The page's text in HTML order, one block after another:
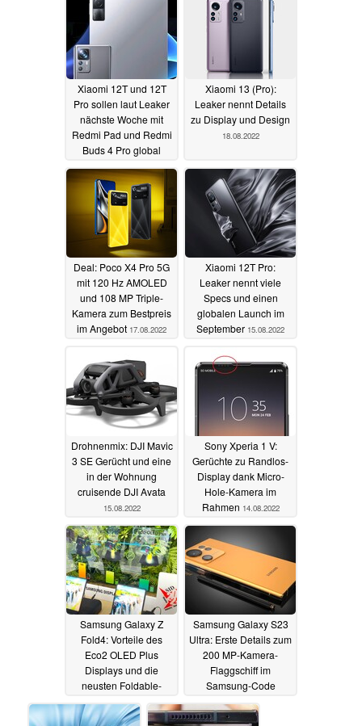
Xiaomi 12T und 12T
Pro sollen laut Leaker
nächste Woche mit
Redmi Pad und Redmi
Buds 4 Pro global
starten15.09.2022
Xiaomi 13 (Pro):
Leaker nennt Details
zu Display und Design
18.08.2022
Deal: Poco X4 Pro 5G
mit 120 Hz AMOLED
und 108 MP Triple-
Kamera zum Bestpreis
im Angebot 17.08.2022
Xiaomi 12T Pro:
Leaker nennt viele
Specs und einen
globalen Launch im
September 15.08.2022
Drohnenmix: DJI Mavic
3 SE Gerücht und eine
in der Wohnung
cruisende DJI Avata
15.08.2022
Sony Xperia 1 V:
Gerüchte zu Randlos-
Display dank Micro-
Hole-Kamera im
Rahmen 14.08.2022
Samsung Galaxy Z
Fold4: Vorteile des
Eco2 OLED Plus
Displays und die
neusten Foldable-
Entwicklungen auf der
K-Display 2022
Samsung Galaxy S23
Ultra: Erste Details zum
200 MP-Kamera-
Flaggschiff im
Samsung-Code
entdeckt14.08.2022